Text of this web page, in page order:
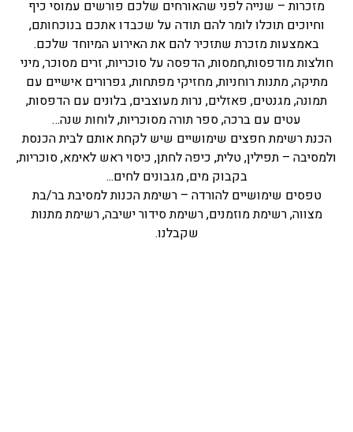
מזכרות – שנייה לפני שהאורחים שלכם פורשים עמוסי כיף
וחיוכים תוכלו לומר להם תודה על שכבדו אתכם בנוכחותם,
באמצעות מזכרת שתזכיר להם את האירוע המיוחד שלכם.
חולצות מודפסות,חמסות, הדפסה על סוכריות, זרים מסוכר, מיני
מתיקה, מתנות רוחניות, מחזיקי מפתחות, גפרורים אישיים עם
תמונה, מגנטים, פאזלים, נרות מעוצבים, בלונים עם הדפסות,
עטים עם ברכה, ספר תורה מסוכריות, לוחות שנה…
הכנת רשימת חפצים שימושיים שיש לקחת אותם לבית הכנסת
ולמסיבה – תפילין, טלית, כיפה לחתן, כיסוי ראש לאימא, סוכריות,
בקבוק מים, מגבונים לחים...
טפסים שימושיים להורדה – רשימת הכנות למסיבת בר/בת
מצווה, רשימת מוזמנים, רשימת סידור ישיבה, רשימת מתנות
שקבלנו.